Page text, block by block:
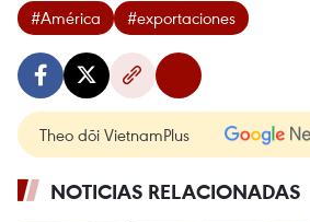
#América #exportaciones
Theo dõi VietnamPlus
NOTICIAS RELACIONADAS